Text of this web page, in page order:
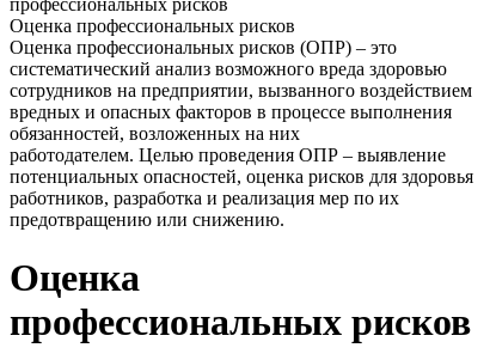
профессиональных рисков
Оценка профессиональных рисков
Оценка профессиональных рисков (ОПР) – это
систематический анализ возможного вреда здоровью
сотрудников на предприятии, вызванного воздействием
вредных и опасных факторов в процессе выполнения
обязанностей, возложенных на них
работодателем. Целью проведения ОПР – выявление
потенциальных опасностей, оценка рисков для здоровья
работников, разработка и реализация мер по их
предотвращению или снижению.
Оценка
профессиональных рисков